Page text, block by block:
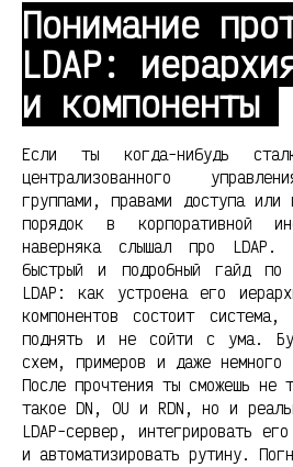
Понимание
LDAP:
и компоненты
Если ты когда-нибудь
централизованного
группами, правами доступа или
порядок в корпоративной
наверняка слышал про
быстрый и подробный гайд по
LDAP: как устроена его
компонентов состоит
поднять и не сойти с ума.
схем, примеров и даже немного
После прочтения ты сможешь не
такое DN, OU и RDN, но и
LDAP-сервер, интегрировать
и автоматизировать рутину.